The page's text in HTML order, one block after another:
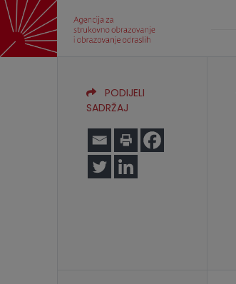
PODIJELI
SADRŽAJ